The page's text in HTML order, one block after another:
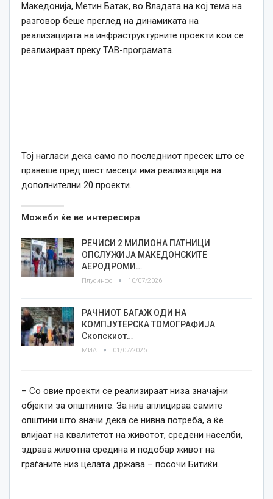
Македонија, Метин Батак, во Владата на кој тема на
разговор беше преглед на динамиката на
реализацијата на инфраструктурните проекти кои се
реализираат преку ТАВ-програмата.
Тој нагласи дека само по последниот пресек што се
правеше пред шест месеци има реализација на
дополнителни 20 проекти.
Можеби ќе ве интересира
РЕЧИСИ 2 МИЛИОНА ПАТНИЦИ
ОПСЛУЖИЈА МАКЕДОНСКИТЕ
АЕРОДРОМИ…
Плусинфо 10/07/2026
РАЧНИОТ БАГАЖ ОДИ НА
КОМПЈУТЕРСКА ТОМОГРАФИЈА
Скопскиот…
МИА 01/07/2026
– Со овие проекти се реализираат низа значајни
објекти за општините. За нив аплицираа самите
општини што значи дека се нивна потреба, а ќе
влијаат на квалитетот на животот, средени населби,
здрава животна средина и подобар живот на
граѓаните низ целата држава – посочи Битиќи.